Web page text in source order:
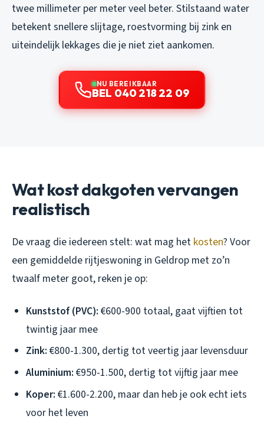
twee millimeter per meter veel beter. Stilstaand water
betekent snellere slijtage, roestvorming bij zink en
uiteindelijk lekkages die je niet ziet aankomen.
NU BEREIKBAAR
BEL 040 218 22 09
Wat kost dakgoten vervangen
realistisch
De vraag die iedereen stelt: wat mag het kosten? Voor
een gemiddelde rijtjeswoning in Geldrop met zo’n
twaalf meter goot, reken je op:
Kunststof (PVC): €600-900 totaal, gaat vijftien tot
twintig jaar mee
Zink: €800-1.300, dertig tot veertig jaar levensduur
Aluminium: €950-1.500, dertig tot vijftig jaar mee
Koper: €1.600-2.200, maar dan heb je ook echt iets
voor het leven